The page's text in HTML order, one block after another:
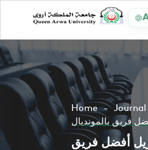
Home
Journal
فريق بالمونديال
أفضل فريق